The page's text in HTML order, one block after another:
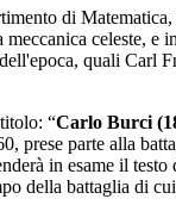
di Matematica,
celeste, e
quali Carl
“Carlo Burci
prese parte alla
in esame il
della battaglia di